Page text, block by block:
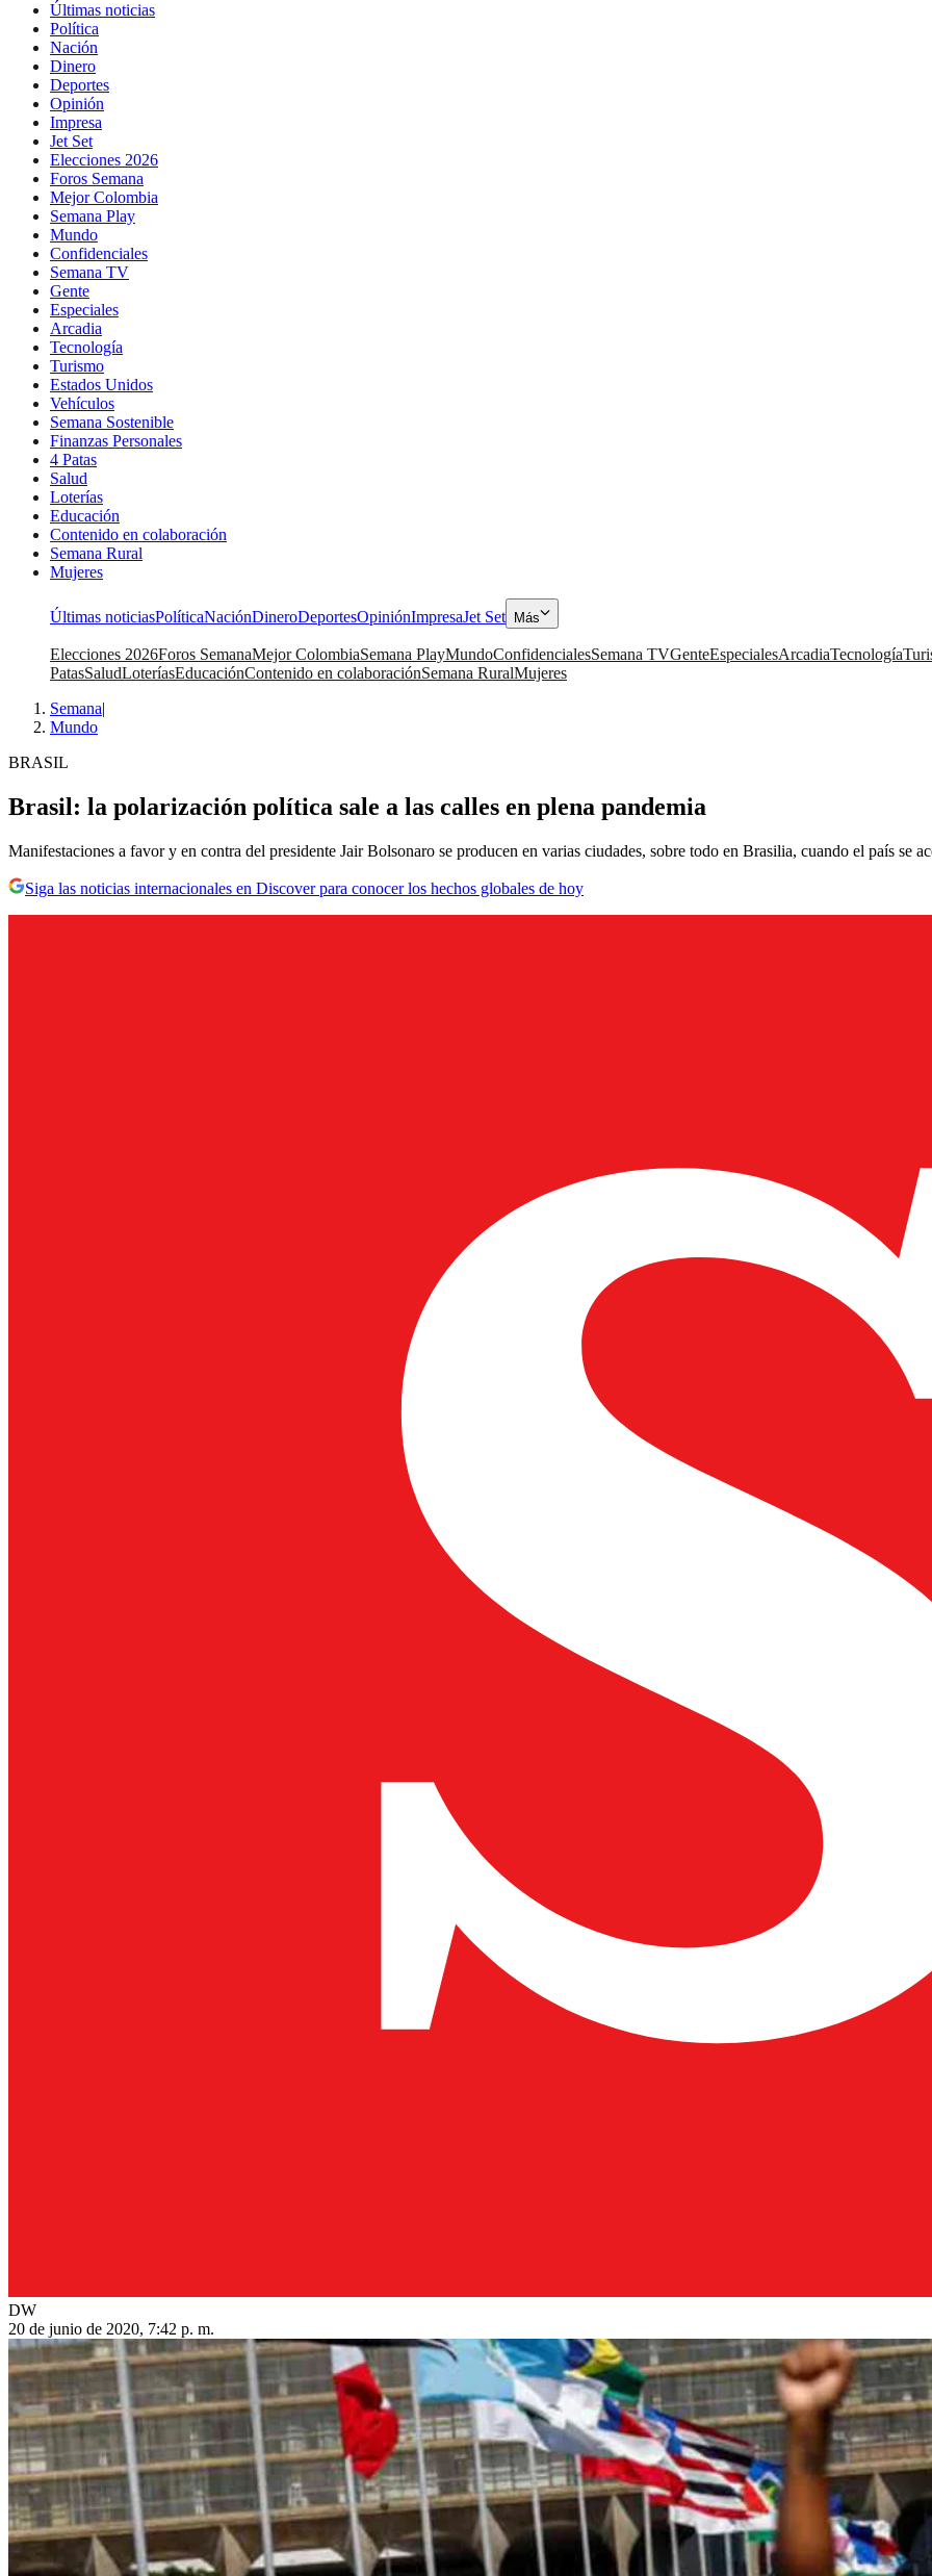
Últimas noticias
Política
Nación
Dinero
Deportes
Opinión
Impresa
Jet Set
Elecciones 2026
Foros Semana
Mejor Colombia
Semana Play
Mundo
Confidenciales
Semana TV
Gente
Especiales
Arcadia
Tecnología
Turismo
Estados Unidos
Vehículos
Semana Sostenible
Finanzas Personales
4 Patas
Salud
Loterías
Educación
Contenido en colaboración
Semana Rural
Mujeres
Últimas noticiasPolíticaNaciónDineroDeportesOpiniónImpresaJet Set Más
Elecciones 2026Foros SemanaMejor ColombiaSemana PlayMundoConfidencialesSemana TVGenteEspecialesArcadiaTecnología
PatasSaludLoteríasEducaciónContenido en colaboraciónSemana RuralMujeres
Semana|
Mundo
BRASIL
Brasil: la polarización política sale a las calles en plena pandemia
Manifestaciones a favor y en contra del presidente Jair Bolsonaro se producen en varias ciudades, sobre todo en Brasilia, cuando el país se
Siga las noticias internacionales en Discover para conocer los hechos globales de hoy
DW
20 de junio de 2020, 7:42 p. m.